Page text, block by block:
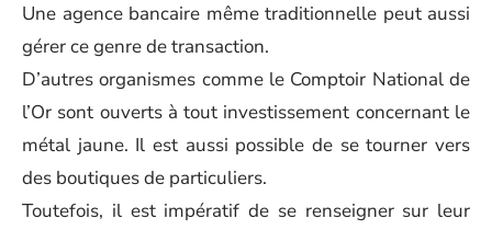
Une agence bancaire même traditionnelle peut aussi
gérer ce genre de transaction.
D’autres organismes comme le Comptoir National de
l’Or sont ouverts à tout investissement concernant le
métal jaune. Il est aussi possible de se tourner vers
des boutiques de particuliers.
Toutefois, il est impératif de se renseigner sur leur